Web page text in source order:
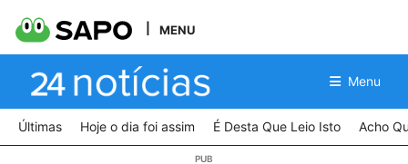
MENU
Menu
Últimas Hoje o dia foi assim É Desta Que Leio Isto Acho